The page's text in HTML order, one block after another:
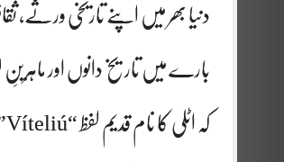
دنیا بھر میں اپنے تاریخی
بارے میں تاریخ دانوں اور
کہ اٹلی کا نام قدیم لفظ “Víteliú” سے ماخوذ ہے، جس کا مطلب “بچھڑوں یا مویشیوں کی سرزمین” بتایا جاتا ہے۔